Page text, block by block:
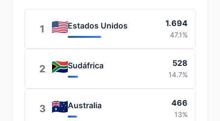
1 Estados Unidos 1.694
47.1%
2 Sudáfrica 528
14.7%
3 Australia 466
13%